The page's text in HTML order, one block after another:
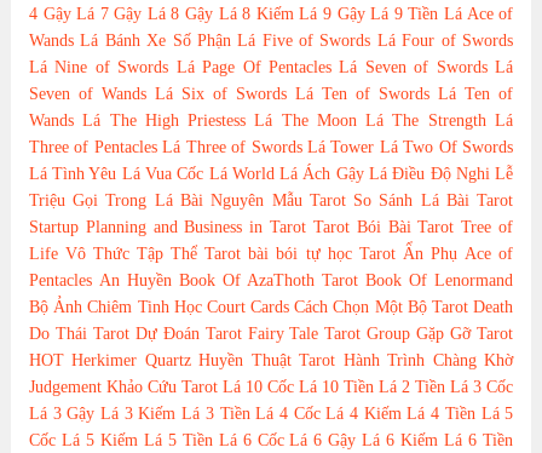
4 Gậy Lá 7 Gậy Lá 8 Gậy Lá 8 Kiếm Lá 9 Gậy Lá 9 Tiền Lá Ace of
Wands Lá Bánh Xe Số Phận Lá Five of Swords Lá Four of Swords
Lá Nine of Swords Lá Page Of Pentacles Lá Seven of Swords Lá
Seven of Wands Lá Six of Swords Lá Ten of Swords Lá Ten of
Wands Lá The High Priestess Lá The Moon Lá The Strength Lá
Three of Pentacles Lá Three of Swords Lá Tower Lá Two Of Swords
Lá Tình Yêu Lá Vua Cốc Lá World Lá Ách Gậy Lá Điều Độ Nghi Lễ
Triệu Gọi Trong Lá Bài Nguyên Mẫu Tarot So Sánh Lá Bài Tarot
Startup Planning and Business in Tarot Tarot Bói Bài Tarot Tree of
Life Vô Thức Tập Thể Tarot bài bói tự học Tarot Ẩn Phụ Ace of
Pentacles An Huyền Book Of AzaThoth Tarot Book Of Lenormand
Bộ Ảnh Chiêm Tinh Học Court Cards Cách Chọn Một Bộ Tarot Death
Do Thái Tarot Dự Đoán Tarot Fairy Tale Tarot Group Gặp Gỡ Tarot
HOT Herkimer Quartz Huyền Thuật Tarot Hành Trình Chàng Khờ
Judgement Khảo Cứu Tarot Lá 10 Cốc Lá 10 Tiền Lá 2 Tiền Lá 3 Cốc
Lá 3 Gậy Lá 3 Kiếm Lá 3 Tiền Lá 4 Cốc Lá 4 Kiếm Lá 4 Tiền Lá 5
Cốc Lá 5 Kiếm Lá 5 Tiền Lá 6 Cốc Lá 6 Gậy Lá 6 Kiếm Lá 6 Tiền